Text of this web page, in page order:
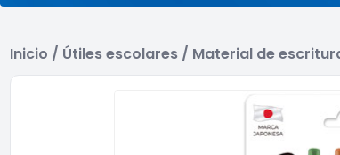
Inicio / Útiles escolares / Material de